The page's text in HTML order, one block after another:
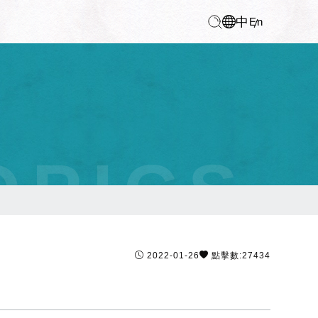
中 En
2022-01-26 點擊數:27434